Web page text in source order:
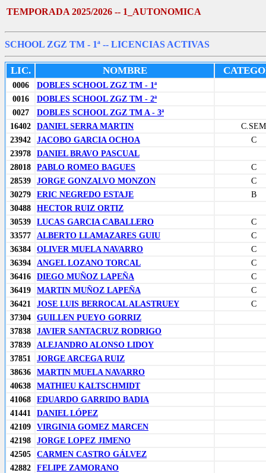
TEMPORADA 2025/2026 -- 1_AUTONOMICA
SCHOOL ZGZ TM - 1ª -- LICENCIAS ACTIVAS
LIC. NOMBRE
0006
DOBLES SCHOOL ZGZ TM - 1ª
0016
DOBLES SCHOOL ZGZ TM - 2ª
0027
DOBLES SCHOOL ZGZ TM A - 3ª
16402
DANIEL SERRA MARTIN
C.SEM
23942
JACOBO GARCIA OCHOA
C
23978
DANIEL BRAVO PASCUAL
28018
PABLO ROMEO BAGUES
C
28539
JORGE GONZALVO MONZON
C
30279
ERIC NEGREDO ESTAJE
B
30488
HECTOR RUIZ ORTIZ
30539
LUCAS GARCIA CABALLERO
C
33577
ALBERTO LLAMAZARES GUIU
C
36384
OLIVER MUELA NAVARRO
C
36394
ANGEL LOZANO TORCAL
C
36416
DIEGO MUÑOZ LAPEÑA
C
36419
MARTIN MUÑOZ LAPEÑA
C
36421
JOSE LUIS BERROCAL ALASTRUEY
C
37304
GUILLEN PUEYO GORRIZ
37838
JAVIER SANTACRUZ RODRIGO
37839
ALEJANDRO ALONSO LIDOY
37851
JORGE ARCEGA RUIZ
38636
MARTIN MUELA NAVARRO
40638
MATHIEU KALTSCHMIDT
41068
EDUARDO GARRIDO BADIA
41441
DANIEL LÓPEZ
42109
VIRGINIA GOMEZ MARCEN
42198
JORGE LOPEZ JIMENO
42505
CARMEN CASTRO GÁLVEZ
42882
FELIPE ZAMORANO